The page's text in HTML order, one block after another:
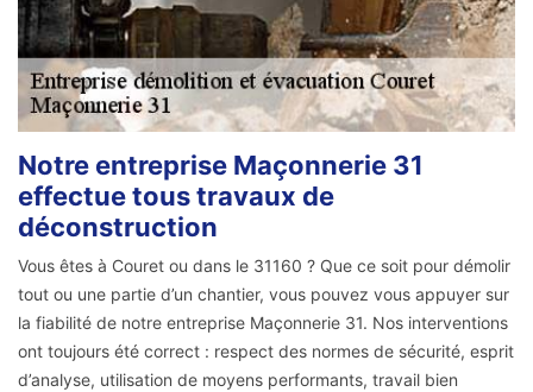
Notre entreprise Maçonnerie 31
effectue tous travaux de
déconstruction
Vous êtes à Couret ou dans le 31160 ? Que ce soit pour démolir
tout ou une partie d’un chantier, vous pouvez vous appuyer sur
la fiabilité de notre entreprise Maçonnerie 31. Nos interventions
ont toujours été correct : respect des normes de sécurité, esprit
d’analyse, utilisation de moyens performants, travail bien